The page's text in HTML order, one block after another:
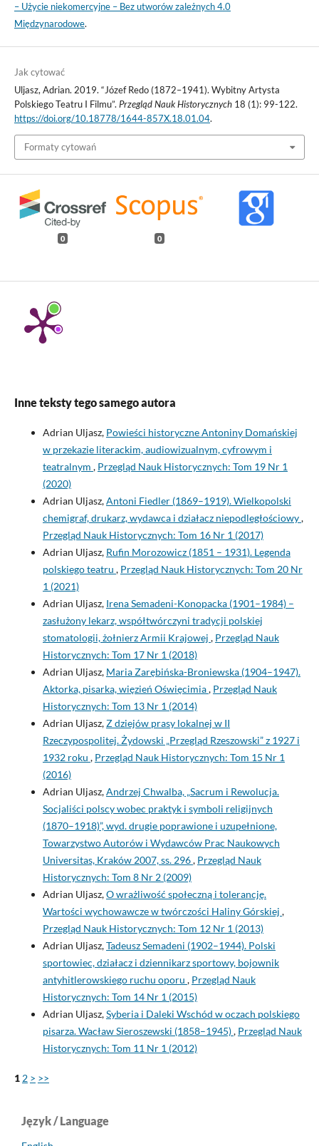
– Użycie niekomercyjne – Bez utworów zależnych 4.0
Międzynarodowe.
Jak cytować
Uljasz, Adrian. 2019. “Józef Redo (1872–1941). Wybitny Artysta
Polskiego Teatru I Filmu”. Przegląd Nauk Historycznych18 (1): 99-122.
https://doi.org/10.18778/1644-857X.18.01.04.
Formaty cytowań
0 0
Inne teksty tego samego autora
Adrian Uljasz, Powieści historyczne Antoniny Domańskiej
w przekazie literackim, audiowizualnym, cyfrowym i
teatralnym , Przegląd Nauk Historycznych: Tom 19 Nr 1
(2020)
Adrian Uljasz,Antoni Fiedler (1869–1919). Wielkopolski
chemigraf, drukarz, wydawca i działacz niepodległościowy,
Przegląd Nauk Historycznych: Tom 16 Nr 1 (2017)
Adrian Uljasz, Rufin Morozowicz (1851 – 1931). Legenda
polskiego teatru , Przegląd Nauk Historycznych: Tom 20 Nr
1 (2021)
Adrian Uljasz, Irena Semadeni-Konopacka (1901–1984) –
zasłużony lekarz, współtwórczyni tradycji polskiej
stomatologii, żołnierz Armii Krajowej , Przegląd Nauk
Historycznych: Tom 17 Nr 1 (2018)
Adrian Uljasz, Maria Zarębińska-Broniewska (1904–1947).
Aktorka, pisarka, więzień Oświęcimia, Przegląd Nauk
Historycznych: Tom 13 Nr 1 (2014)
Adrian Uljasz,Z dziejów prasy lokalnej w II
Rzeczypospolitej. Żydowski „Przegląd Rzeszowski” z 1927 i
1932 roku , Przegląd Nauk Historycznych: Tom 15 Nr 1
(2016)
Adrian Uljasz,Andrzej Chwalba, „Sacrum i Rewolucja.
Socjaliści polscy wobec praktyk i symboli religijnych
(1870–1918)”, wyd. drugie poprawione i uzupełnione,
Towarzystwo Autorów i Wydawców Prac Naukowych
Universitas, Kraków 2007, ss. 296, Przegląd Nauk
Historycznych: Tom 8 Nr 2 (2009)
Adrian Uljasz,O wrażliwość społeczną i tolerancję.
Wartości wychowawcze w twórczości Haliny Górskiej ,
Przegląd Nauk Historycznych: Tom 12 Nr 1 (2013)
Adrian Uljasz,Tadeusz Semadeni (1902–1944). Polski
sportowiec, działacz i dziennikarz sportowy, bojownik
antyhitlerowskiego ruchu oporu , Przegląd Nauk
Historycznych: Tom 14 Nr 1 (2015)
Adrian Uljasz,Syberia i Daleki Wschód w oczach polskiego
pisarza. Wacław Sieroszewski (1858–1945), Przegląd Nauk
Historycznych: Tom 11 Nr 1 (2012)
1 2 > >>
Język / Language